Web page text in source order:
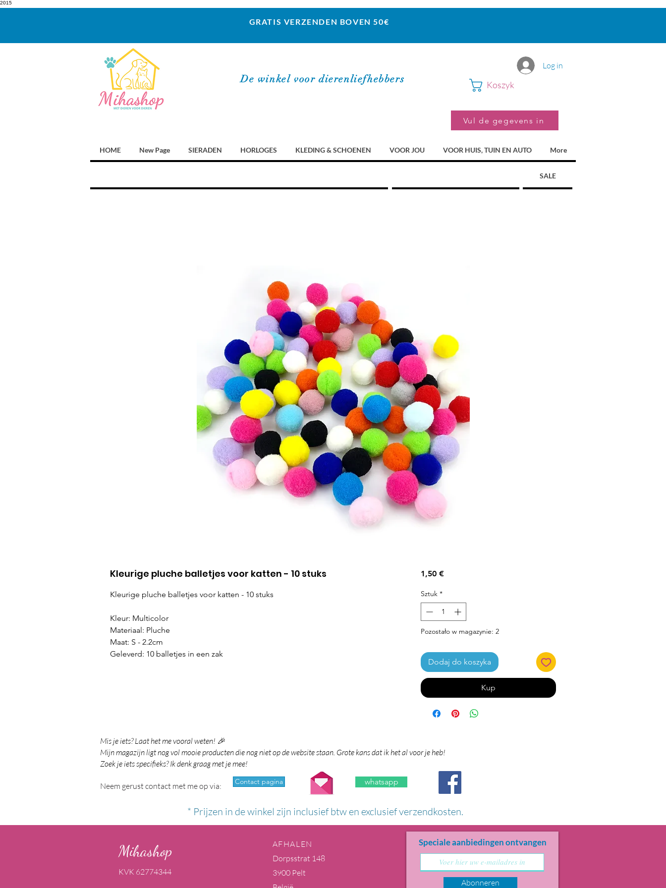
2015
GRATIS VERZENDEN BOVEN 50€
De winkel voor dierenliefhebbers
Log in
Koszyk
Vul de gegevens in
HOME New Page SIERADEN HORLOGES KLEDING & SCHOENEN VOOR JOU VOOR HUIS, TUIN EN AUTO More
SALE
Kleurige pluche balletjes voor katten - 10 stuks
Kleurige pluche balletjes voor katten - 10 stuks
Kleur: Multicolor
Materiaal: Pluche
Maat: S - 2.2cm
Geleverd: 10 balletjes in een zak
1,50 €Cena
Sztuk *
Pozostało w magazynie: 2
Dodaj do koszyka
Kup
Mis je iets? Laat het me vooral weten! 🎉
Mijn magazijn ligt nog vol mooie producten die nog niet op de website staan. Grote kans dat ik het al voor je heb!
Zoek je iets specifieks? Ik denk graag met je mee!
Neem gerust contact met me op via: Contact pagina whatsapp
* Prijzen in de winkel zijn inclusief btw en exclusief verzendkosten.
Mihashop
KVK 62774344
AFHALEN
Dorpsstrat 148
3900 Pelt
Speciale aanbiedingen ontvangen
Abonneren